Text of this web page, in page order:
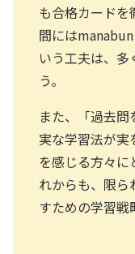
も合格カード
間には
いう工夫は、
う。
また、「過去
実な学習法が
を感じる方々に
れからも、限
すための学習戦